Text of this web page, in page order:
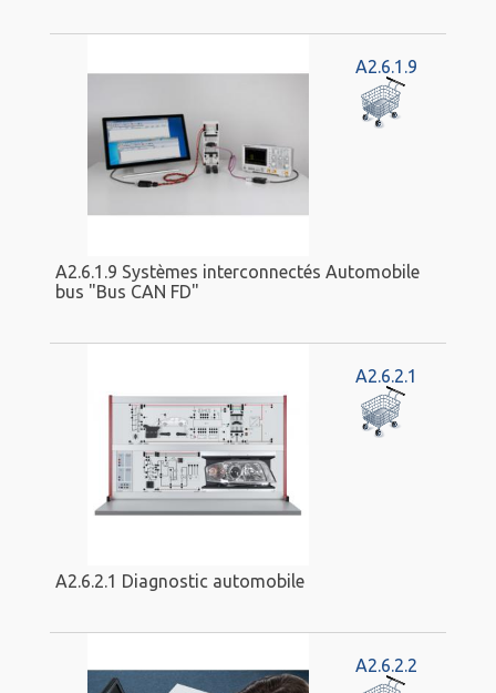
A2.6.1.9
A2.6.1.9 Systèmes interconnectés Automobile
bus "Bus CAN FD"
A2.6.2.1
A2.6.2.1 Diagnostic automobile
A2.6.2.2